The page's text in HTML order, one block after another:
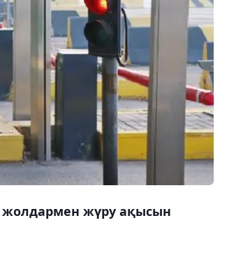
жолдармен жүру ақысын